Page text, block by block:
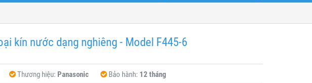
kín nước dạng nghiêng - Model F445-6
Thương hiệu: Panasonic Bảo hành: 12 tháng